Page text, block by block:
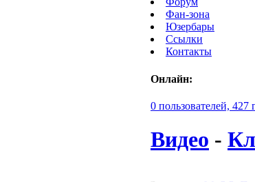
Фан-зона
Юзербары
Ссылки
Контакты
Онлайн:
0 пользователей, 427
Видео -